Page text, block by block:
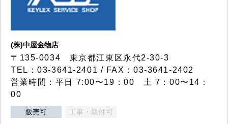
(株)中屋金物店
〒135-0034 東京都江東区永代2-30-3
TEL：03-3641-2401 / FAX：03-3641-2402
営業時間：平日 7:00〜19：00 土 7：00〜14：
00
販売可 工事・取付可